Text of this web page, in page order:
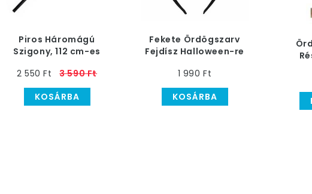
Piros Háromágú
Szigony, 112 cm-es
2 550 Ft
3 590 Ft
KOSÁRBA
Fekete Ördögszarv
Fejdísz Halloween-re
1 990 Ft
KOSÁRBA